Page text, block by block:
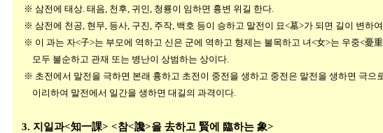
※ 삼전에 태상. 태음, 천후, 귀인, 청룡이 임하면 흉변 위길 한다.
※ 삼전에 천공, 현무, 등사, 구진, 주작, 백호 등이 승하고 말전이 묘<墓>가 되면 길이 변하
※ 이 과는 자<子>는 부모에 역하고 신은 군에 역하고 형제는 불목하고 녀<女>는 우중<憂
모두 불순하고 관재 또는 병난이 상범하는 상이다.
※ 초전에서 말전을 극하면 본래 흉하고 초전이 중전을 생하고 중전은 말전을 생하면 극으
이리하여 말전에서 일간을 생하면 대길의 과격이다.
3. 지일과<知一課> <참<讒>을 去하고 賢에 臨하는 象>